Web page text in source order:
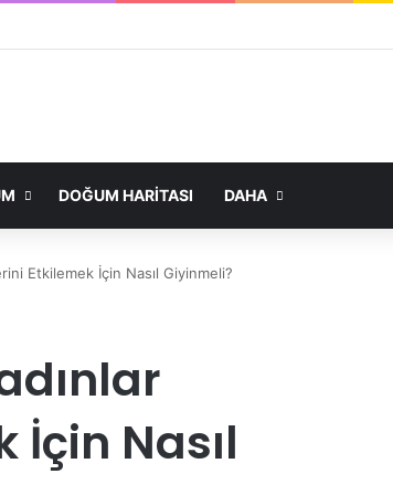
DOĞUM HARITASI DAHA
Etkilemek İçin Nasıl Giyinmeli?
Nasıl